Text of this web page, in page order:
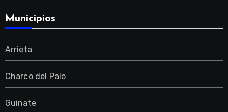
Municipios
Arrieta
Charco del Palo
Guinate